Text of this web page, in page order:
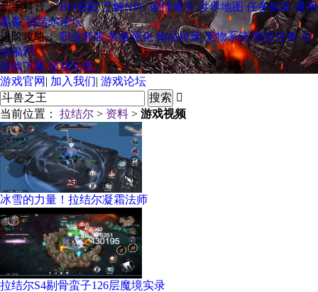
新手科普： BD搭配 了解NPC 剧情通关 世界地图 任务副本 通用
装备 拉结尔论坛
进阶攻略： 职业套装 装备强化 物品掉落 宠物系统 限定任务 公
会福利
游戏下载 游戏礼包
游戏官网 | 加入我们| 游戏论坛

当前位置：
拉结尔 > 资料 > 游戏视频
冰雪的力量！拉结尔凝霜法师
拉结尔S4剔骨蛮子126层魔境实录